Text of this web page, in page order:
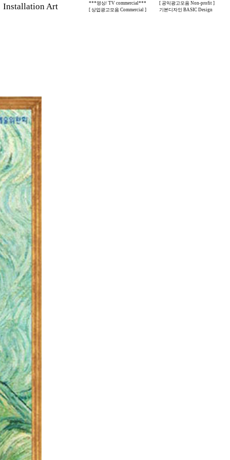
Installation Art ***영상/ TV commercial***
[ 공익광고모음 Non-profit ]
[ 상업광고모음 Commercial ]
기본디자인 BASIC Design